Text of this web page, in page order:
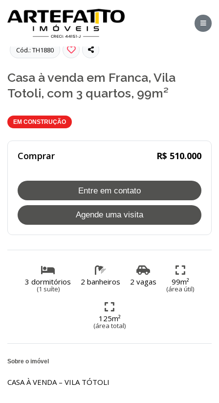
Cód.: TH1880
Casa à venda em Franca, Vila
Totoli, com 3 quartos, 99m²
EM CONSTRUÇÃO
Comprar R$ 510.000
Entre em contato
Agende uma visita
3 dormitórios
(1 suíte)
2 banheiros 2 vagas 99m²
(área útil)
125m²
(área total)
Sobre o imóvel
CASA À VENDA – VILA TÓTOLI